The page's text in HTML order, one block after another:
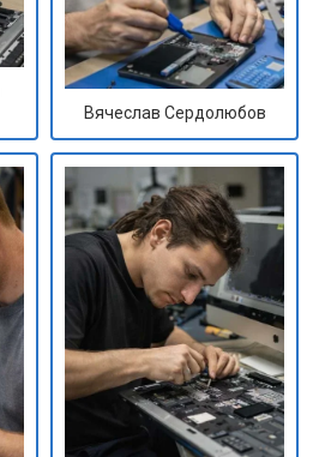
Вячеслав Сердолюбов